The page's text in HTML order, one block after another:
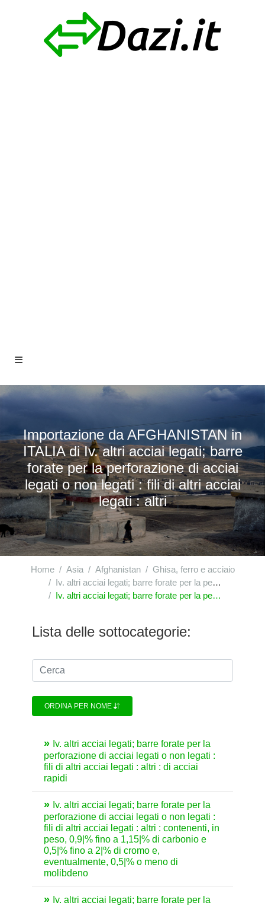
Importazione da AFGHANISTAN in
ITALIA di Iv. altri acciai legati; barre
forate per la perforazione di acciai
legati o non legati : fili di altri acciai
legati : altri
Home Asia Afghanistan
Ghisa, ferro e acciaio
Iv. altri acciai legati; barre forate per la perforazione di acciai legati o non legati : fili di altri acciai legati
Iv. altri acciai legati; barre forate per la perforazione di acciai legati o non legati : fili di altri acciai legati : altri
Lista delle sottocategorie:
ORDINA PER NOME
Iv. altri acciai legati; barre forate per la
perforazione di acciai legati o non legati :
fili di altri acciai legati : altri : di acciai
rapidi
Iv. altri acciai legati; barre forate per la
perforazione di acciai legati o non legati :
fili di altri acciai legati : altri : contenenti, in
peso, 0,9|% fino a 1,15|% di carbonio e
0,5|% fino a 2|% di cromo e,
eventualmente, 0,5|% o meno di
molibdeno
Iv. altri acciai legati; barre forate per la